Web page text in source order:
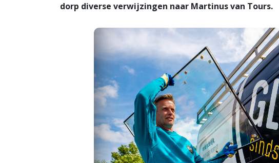
dorp diverse verwijzingen naar Martinus van Tours.